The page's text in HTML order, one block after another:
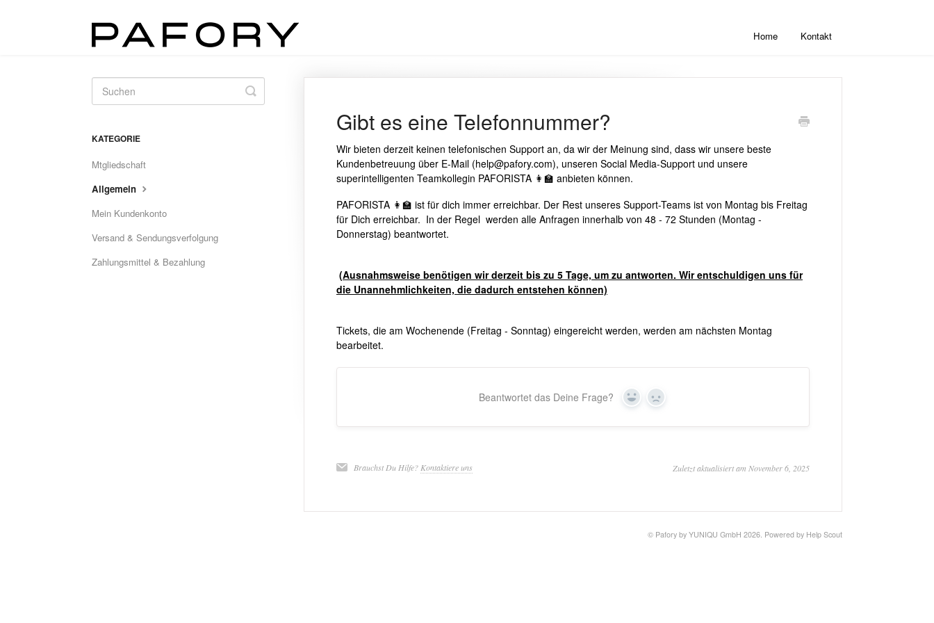
Home Kontakt
Gibt es eine Telefonnummer?
Wir bieten derzeit keinen telefonischen Support an, da wir der Meinung sind, dass wir unsere beste
Kundenbetreuung über E-Mail (help@pafory.com), unseren Social Media-Support und unsere
superintelligenten Teamkollegin PAFORISTA 👩‍🏫 anbieten können.
PAFORISTA 👩‍🏫 ist für dich immer erreichbar. Der Rest unseres Support-Teams ist von Montag bis Freitag
für Dich erreichbar. In der Regel werden alle Anfragen innerhalb von 48 - 72 Stunden (Montag -
Donnerstag) beantwortet.
(Ausnahmsweise benötigen wir derzeit bis zu 5 Tage, um zu antworten. Wir entschuldigen uns für
die Unannehmlichkeiten, die dadurch entstehen können)
Tickets, die am Wochenende (Freitag - Sonntag) eingereicht werden, werden am nächsten Montag
bearbeitet.
Beantwortet das Deine Frage? Yes No
Brauchst Du Hilfe? Kontaktiere uns Zuletzt aktualisiert am November 6, 2025
Toggle
Search
KATEGORIE
Mtgliedschaft
Allgemein
Mein Kundenkonto
Versand & Sendungsverfolgung
Zahlungsmittel & Bezahlung
© Pafory by YUNIQU GmbH 2026. Powered by Help Scout